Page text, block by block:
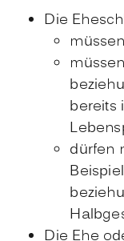
Die
bereits
dürfen